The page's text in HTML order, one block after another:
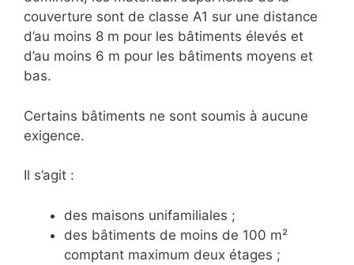
couverture sont de classe A1 sur une distance
d’au moins 8 m pour les bâtiments élevés et
d’au moins 6 m pour les bâtiments moyens et
bas.
Certains bâtiments ne sont soumis à aucune
exigence.
Il s’agit :
des maisons unifamiliales ;
des bâtiments de moins de 100 m²
comptant maximum deux étages ;